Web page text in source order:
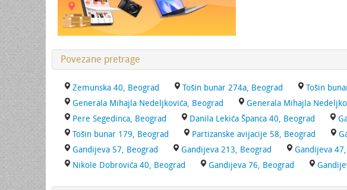
Povezane pretrage
Zemunska 40, Beograd Tošin bunar 274a, Beograd Tošin
Generala Mihajla Nedeljkovića, Beograd
Generala Mihajla
Pere Segedinca, Beograd
Danila Lekića Španca 40, Beograd
Tošin bunar 179, Beograd
Partizanske avijacije 58, Beograd
Gandijeva 57, Beograd
Gandijeva 213, Beograd Gandijeva
Nikole Dobrovića 40, Beograd
Gandijeva 76, Beograd